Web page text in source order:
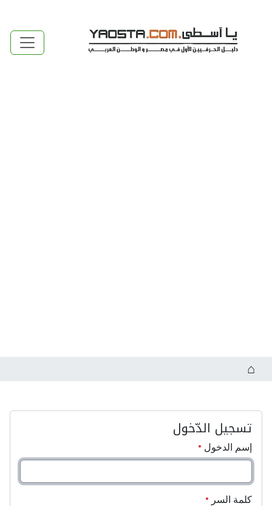
تسجيل الدّخول
إسم الدخول
كلمة السر